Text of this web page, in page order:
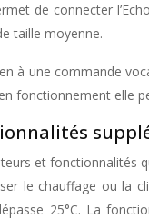
de connecter
taille moyenne.
à une commande
fonctionnement elle
et
le chauffage ou la
25°C. La